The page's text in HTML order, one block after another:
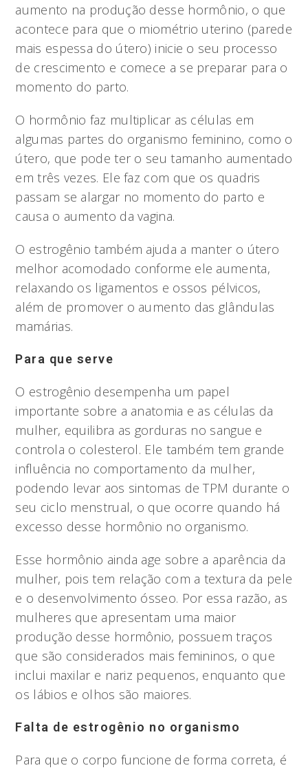
aumento na produção desse hormônio, o que
acontece para que o miométrio uterino (parede
mais espessa do útero) inicie o seu processo
de crescimento e comece a se preparar para o
momento do parto.
O hormônio faz multiplicar as células em
algumas partes do organismo feminino, como o
útero, que pode ter o seu tamanho aumentado
em três vezes. Ele faz com que os quadris
passam se alargar no momento do parto e
causa o aumento da vagina.
O estrogênio também ajuda a manter o útero
melhor acomodado conforme ele aumenta,
relaxando os ligamentos e ossos pélvicos,
além de promover o aumento das glândulas
mamárias.
Para que serve
O estrogênio desempenha um papel
importante sobre a anatomia e as células da
mulher, equilibra as gorduras no sangue e
controla o colesterol. Ele também tem grande
influência no comportamento da mulher,
podendo levar aos sintomas de TPM durante o
seu ciclo menstrual, o que ocorre quando há
excesso desse hormônio no organismo.
Esse hormônio ainda age sobre a aparência da
mulher, pois tem relação com a textura da pele
e o desenvolvimento ósseo. Por essa razão, as
mulheres que apresentam uma maior
produção desse hormônio, possuem traços
que são considerados mais femininos, o que
inclui maxilar e nariz pequenos, enquanto que
os lábios e olhos são maiores.
Falta de estrogênio no organismo
Para que o corpo funcione de forma correta, é